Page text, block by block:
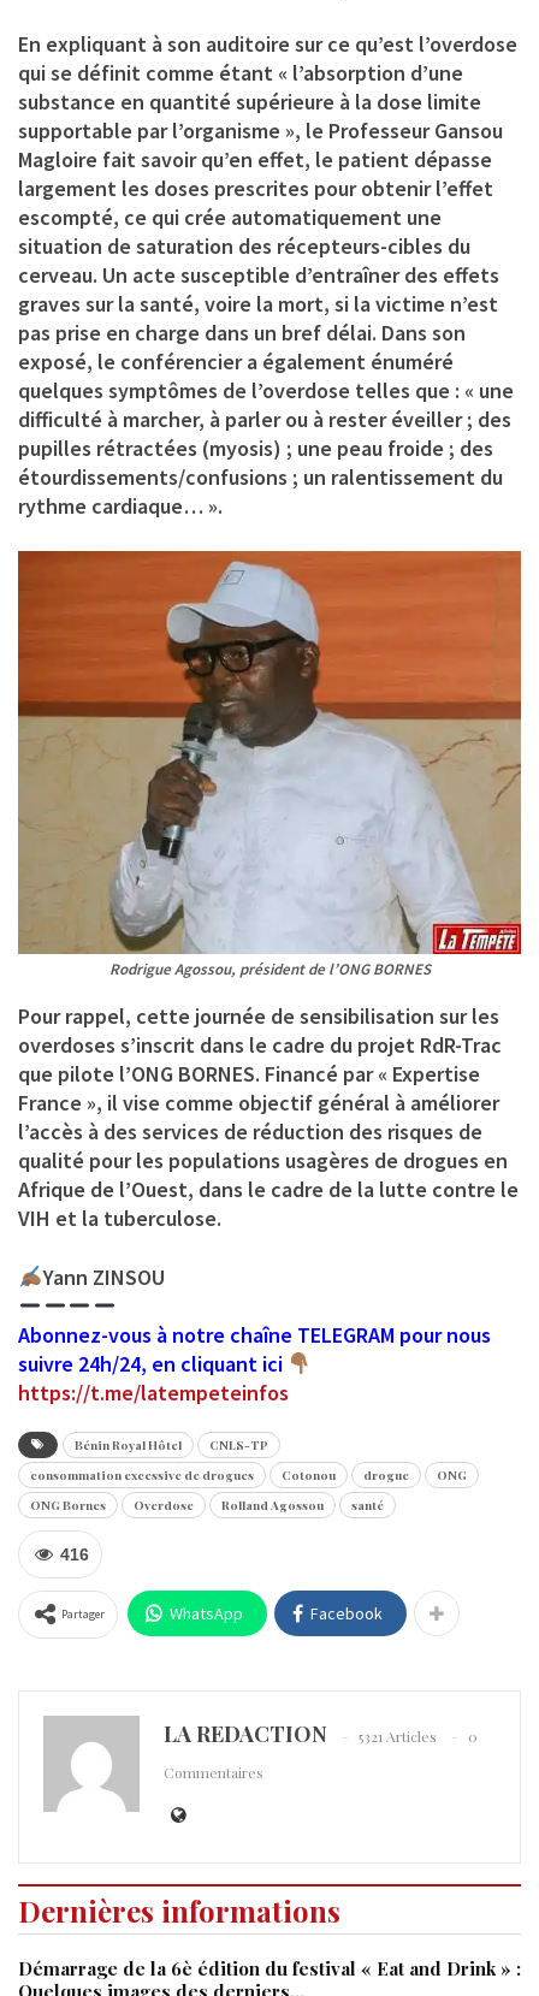
En expliquant à son auditoire sur ce qu’est l’overdose
qui se définit comme étant « l’absorption d’une
substance en quantité supérieure à la dose limite
supportable par l’organisme », le Professeur Gansou
Magloire fait savoir qu’en effet, le patient dépasse
largement les doses prescrites pour obtenir l’effet
escompté, ce qui crée automatiquement une
situation de saturation des récepteurs-cibles du
cerveau. Un acte susceptible d’entraîner des effets
graves sur la santé, voire la mort, si la victime n’est
pas prise en charge dans un bref délai. Dans son
exposé, le conférencier a également énuméré
quelques symptômes de l’overdose telles que : « une
difficulté à marcher, à parler ou à rester éveiller ; des
pupilles rétractées (myosis) ; une peau froide ; des
étourdissements/confusions ; un ralentissement du
rythme cardiaque… ».
Rodrigue Agossou, président de l’ONG BORNES
Pour rappel, cette journée de sensibilisation sur les
overdoses s’inscrit dans le cadre du projet RdR-Trac
que pilote l’ONG BORNES. Financé par « Expertise
France », il vise comme objectif général à améliorer
l’accès à des services de réduction des risques de
qualité pour les populations usagères de drogues en
Afrique de l’Ouest, dans le cadre de la lutte contre le
VIH et la tuberculose.
Yann ZINSOU
Abonnez-vous à notre chaîne TELEGRAM pour nous
suivre 24h/24, en cliquant ici
https://t.me/latempeteinfos
Bénin Royal Hôtel
CNLS-TP
consommation excessive de drogues
Cotonou drogue
ONG
ONG Bornes
Overdose Rolland Agossou santé
416
Partager WhatsApp Facebook
LA REDACTION 5321 Articles
0
Commentaires
Dernières informations
Démarrage de la 6è édition du festival « Eat and Drink » :
Quelques images des derniers…